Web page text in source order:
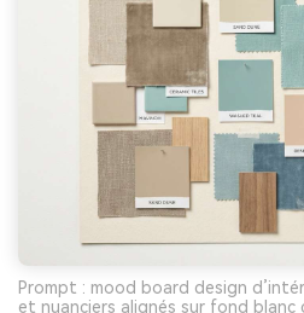
Prompt : mood board design
et nuanciers alignés sur fond